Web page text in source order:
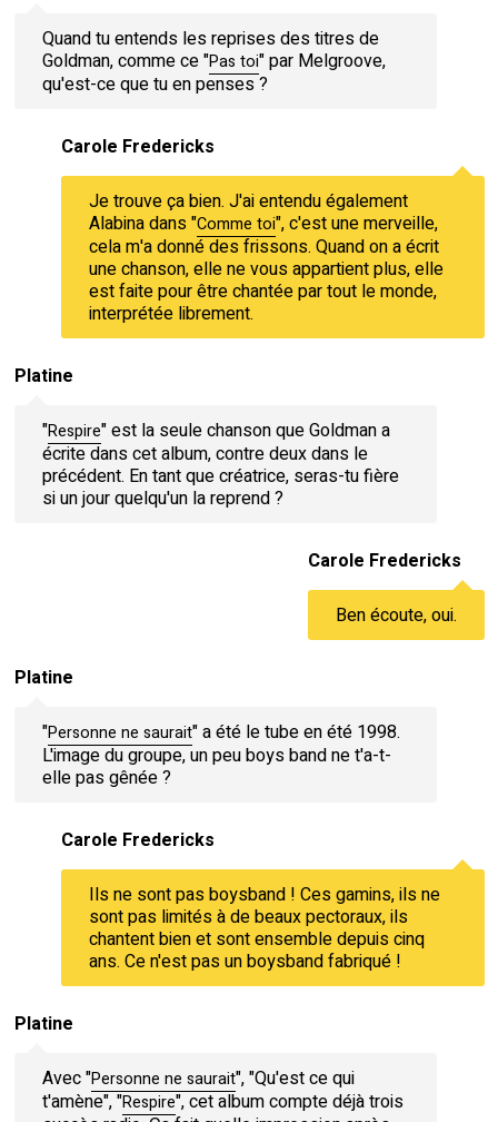
Quand tu entends les reprises des titres de
Goldman, comme ce "Pas toi" par Melgroove,
qu'est-ce que tu en penses ?
Carole Fredericks
Je trouve ça bien. J'ai entendu également
Alabina dans "Comme toi", c'est une merveille,
cela m'a donné des frissons. Quand on a écrit
une chanson, elle ne vous appartient plus, elle
est faite pour être chantée par tout le monde,
interprétée librement.
Platine
"Respire" est la seule chanson que Goldman a
écrite dans cet album, contre deux dans le
précédent. En tant que créatrice, seras-tu fière
si un jour quelqu'un la reprend ?
Carole Fredericks
Ben écoute, oui.
Platine
"Personne ne saurait" a été le tube en été 1998.
L'image du groupe, un peu boys band ne t'a-t-
elle pas gênée ?
Carole Fredericks
Ils ne sont pas boysband ! Ces gamins, ils ne
sont pas limités à de beaux pectoraux, ils
chantent bien et sont ensemble depuis cinq
ans. Ce n'est pas un boysband fabriqué !
Platine
Avec "Personne ne saurait", "Qu'est ce qui
t'amène", "Respire", cet album compte déjà trois